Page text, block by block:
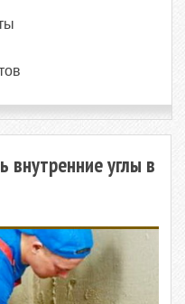
внутренние углы в